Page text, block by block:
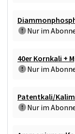
Nur im
40er Kornkali +
Nur im
Patentkali/
Nur im